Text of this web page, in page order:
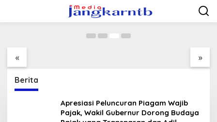
konten
Utamakan Kebutuhan Anak, Bukan Rokok
« »
Serahkan BSU di NTB:
Anak, Bukan Rokok
Ujian Kenaikan Tingkat
Siswa Tapak Suci
Muhammadiyah Bolo
Berita
Apresiasi Peluncuran Piagam Wajib
Pajak, Wakil Gubernur Dorong Budaya